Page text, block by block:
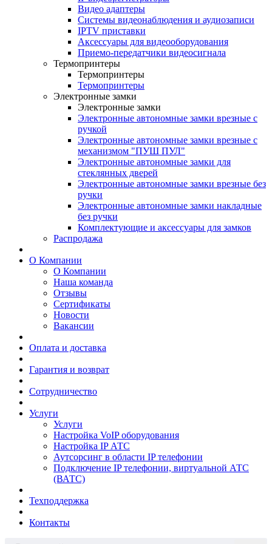
Видео адаптеры
Системы видеонаблюдения и аудиозаписи
IPTV приставки
Аксессуары для видеооборудования
Приемо-передатчики видеосигнала
Термопринтеры
Термопринтеры
Термопринтеры
Электронные замки
Электронные замки
Электронные автономные замки врезные с
ручкой
Электронные автономные замки врезные с
механизмом "ПУШ ПУЛ"
Электронные автономные замки для
стеклянных дверей
Электронные автономные замки врезные без
ручки
Электронные автономные замки накладные
без ручки
Комплектующие и аксессуары для замков
Распродажа
О Компании
О Компании
Наша команда
Отзывы
Сертификаты
Новости
Вакансии
Оплата и доставка
Гарантия и возврат
Сотрудничество
Услуги
Услуги
Настройка VoIP оборудования
Настройка IP АТС
Аутсорсинг в области IP телефонии
Подключение IP телефонии, виртуальной АТС
(ВАТС)
Техподдержка
Контакты